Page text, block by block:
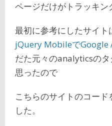
ページだけがトラッキン
最初に参考にしたサイト
jQuery MobileでGoogle
だた元々のanalyticsの
思ったので
こちらのサイトのコー
した。